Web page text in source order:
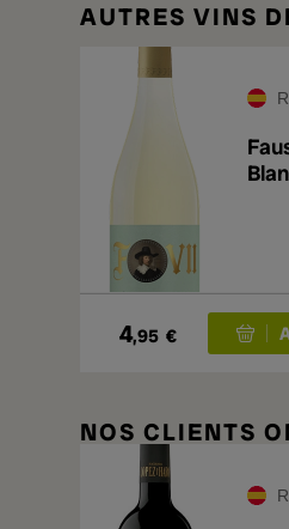
AUTRES VINS
4,95 €
NOS CLIENTS